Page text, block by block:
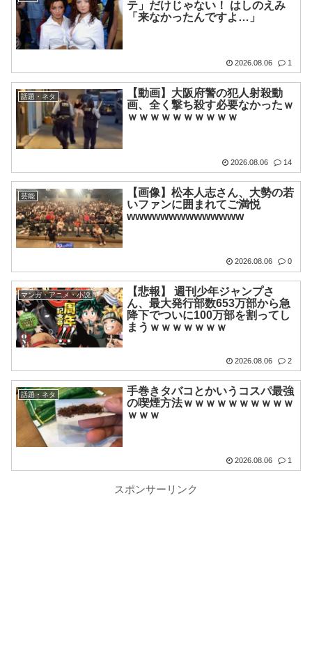
テ」だけじゃない！ はしのえみ
「来なかったんですよ…」
2026.08.06 1
話題・ネタ
【動画】大阪府警の犯人射殺動
画、全く撃ち殺す必要なかったｗ
ｗｗｗｗｗｗｗｗｗｗ
2026.08.06 14
芸能
【画像】松本人志さん、大勢の若
いファンに囲まれてご満悦
wwwwwwwwwwwwww
2026.08.06 0
マンガ・アニメ・小説
【悲報】 週刊少年ジャンプさ
ん、最大発行部数653万部から急
降下でついに100万部を割ってし
まうｗｗｗｗｗｗｗ
2026.08.06 2
話題・ネタ
手巻きタバコとかいうコスパ最強
の喫煙方法ｗｗｗｗｗｗｗｗｗｗ
ｗｗｗ
2026.08.06 1
スポンサーリンク